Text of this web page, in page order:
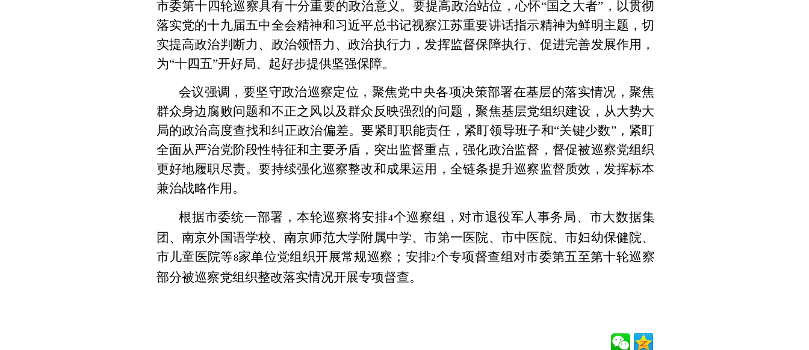
市委第十四轮巡察具有十分重要的政治意义。要提高政治站位，心怀“国之大者”，以贯彻
落实党的十九届五中全会精神和习近平总书记视察江苏重要讲话指示精神为鲜明主题，切
实提高政治判断力、政治领悟力、政治执行力，发挥监督保障执行、促进完善发展作用，
为“十四五”开好局、起好步提供坚强保障。
会议强调，要坚守政治巡察定位，聚焦党中央各项决策部署在基层的落实情况，聚焦
群众身边腐败问题和不正之风以及群众反映强烈的问题，聚焦基层党组织建设，从大势大
局的政治高度查找和纠正政治偏差。要紧盯职能责任，紧盯领导班子和“关键少数”，紧盯
全面从严治党阶段性特征和主要矛盾，突出监督重点，强化政治监督，督促被巡察党组织
更好地履职尽责。要持续强化巡察整改和成果运用，全链条提升巡察监督质效，发挥标本
兼治战略作用。
根据市委统一部署，本轮巡察将安排4个巡察组，对市退役军人事务局、市大数据集
团、南京外国语学校、南京师范大学附属中学、市第一医院、市中医院、市妇幼保健院、
市儿童医院等8家单位党组织开展常规巡察；安排2个专项督查组对市委第五至第十轮巡察
部分被巡察党组织整改落实情况开展专项督查。